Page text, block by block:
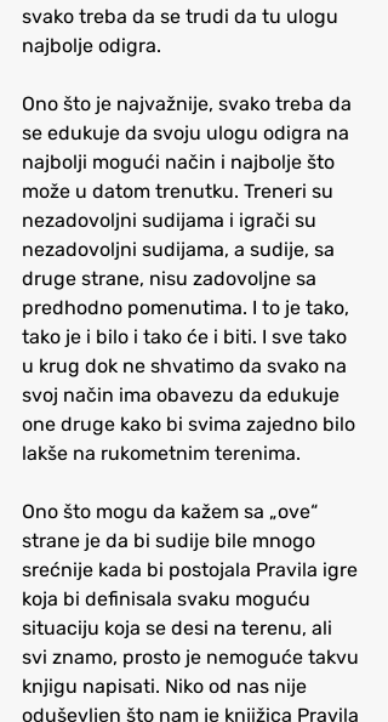
svako treba da se trudi da tu ulogu
najbolje odigra.
Ono što je najvažnije, svako treba da
se edukuje da svoju ulogu odigra na
najbolji mogući način i najbolje što
može u datom trenutku. Treneri su
nezadovoljni sudijama i igrači su
nezadovoljni sudijama, a sudije, sa
druge strane, nisu zadovoljne sa
predhodno pomenutima. I to je tako,
tako je i bilo i tako će i biti. I sve tako
u krug dok ne shvatimo da svako na
svoj način ima obavezu da edukuje
one druge kako bi svima zajedno bilo
lakše na rukometnim terenima.
Ono što mogu da kažem sa „ove“
strane je da bi sudije bile mnogo
srećnije kada bi postojala Pravila igre
koja bi definisala svaku moguću
situaciju koja se desi na terenu, ali
svi znamo, prosto je nemoguće takvu
knjigu napisati. Niko od nas nije
oduševljen što nam je knjižica Pravila